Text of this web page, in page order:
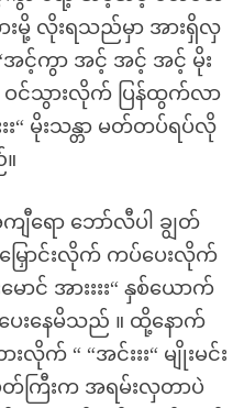
မို့ လိုးရသည်မှာ အားရှိလှ
င့်ကွာ အင့် အင့် အင့် မိုး
သွားလိုက် ပြန်ထွက်လာ
“ မိုးသန္တာ မတ်တပ်ရပ်လို
ရော ဘော်လီပါ ချွတ်
မြှောင်းလိုက် ကပ်ပေးလိုက်
ာင် အားးးး“ နှစ်ယောက်
ေးနေမိသည် ။ ထို့နောက်
“ “အင်းးး“ မျိုးမင်း
တ်ကြီးက အရမ်းလှတာပဲ